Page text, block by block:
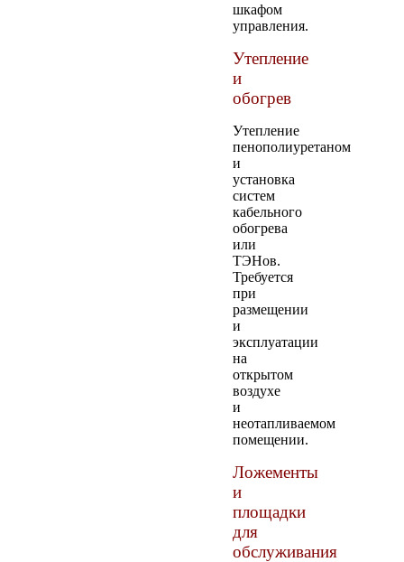
шкафом
управления.
Утепление
и
обогрев
Утепление
пенополиуретаном
и
установка
систем
кабельного
обогрева
или
ТЭНов.
Требуется
при
размещении
и
эксплуатации
на
открытом
воздухе
и
неотапливаемом
помещении.
Ложементы
и
площадки
для
обслуживания